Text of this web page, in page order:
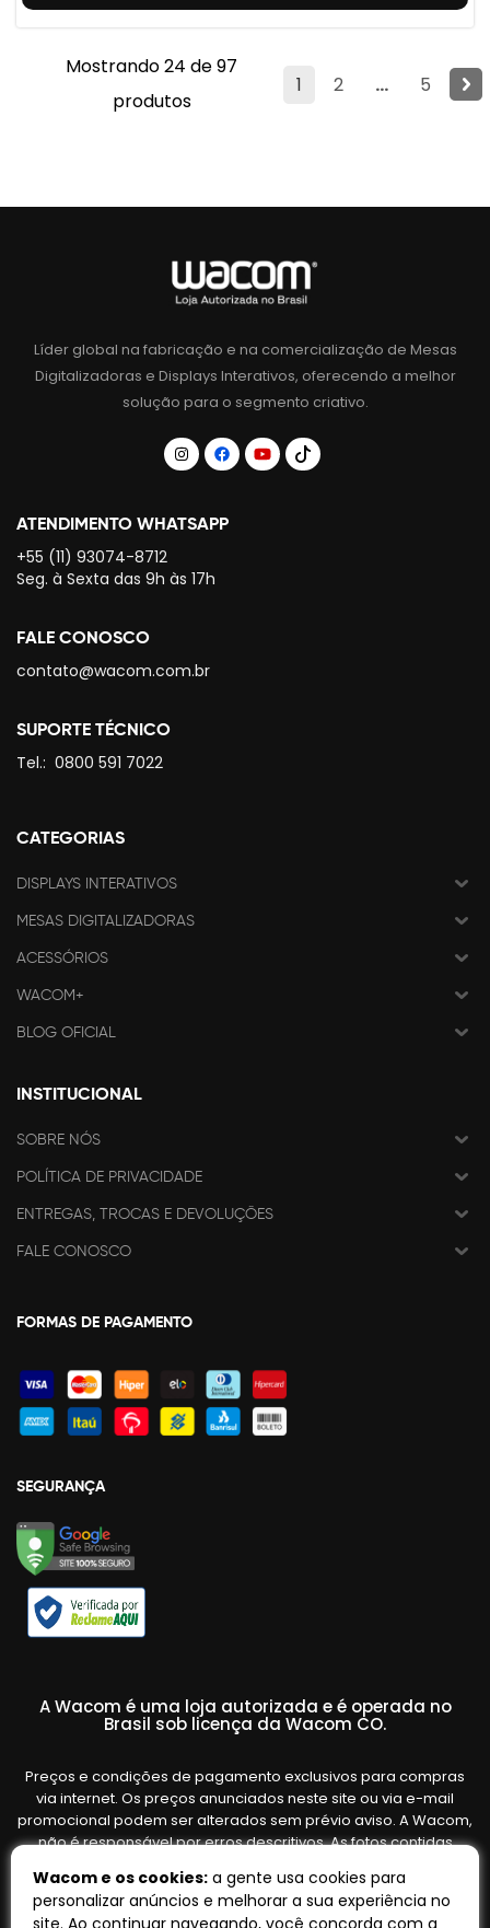
1 2 ... 5
Mostrando 24 de 97
produtos
Líder global na fabricação e na comercialização de Mesas
Digitalizadoras e Displays Interativos, oferecendo a melhor
solução para o segmento criativo.
ATENDIMENTO WHATSAPP
+55 (11) 93074-8712
Seg. à Sexta das 9h às 17h
FALE CONOSCO
contato@wacom.com.br
SUPORTE TÉCNICO
Tel.: 0800 591 7022
CATEGORIAS
DISPLAYS INTERATIVOS
MESAS DIGITALIZADORAS
ACESSÓRIOS
WACOM+
BLOG OFICIAL
INSTITUCIONAL
SOBRE NÓS
POLÍTICA DE PRIVACIDADE
ENTREGAS, TROCAS E DEVOLUÇÕES
FALE CONOSCO
FORMAS DE PAGAMENTO
SEGURANÇA
A Wacom é uma loja autorizada e é operada no
Brasil sob licença da Wacom CO.
Preços e condições de pagamento exclusivos para compras
via internet. Os preços anunciados neste site ou via e-mail
promocional podem ser alterados sem prévio aviso. A Wacom,
não é responsável por erros descritivos. As fotos contidas
variar de acordo com o fornecedor/lote do fabricante. Ofertas
válidas até o término de nossos estoques. Vendas sujeitas à
Wacom e os cookies: a gente usa cookies para
personalizar anúncios e melhorar a sua experiência no
site. Ao continuar navegando, você concorda com a